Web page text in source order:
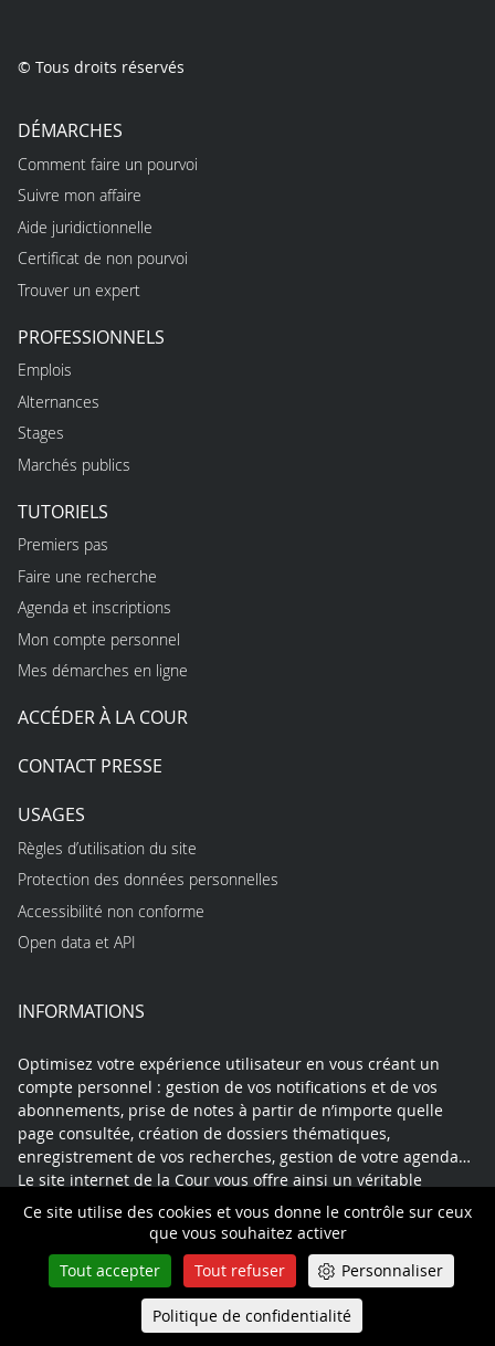
Ce site utilise des cookies et vous donne le contrôle sur ceux
que vous souhaitez activer
Tout accepter
Tout refuser Personnaliser
Politique de confidentialité
© Tous droits réservés
DÉMARCHES
Comment faire un pourvoi
Suivre mon affaire
Aide juridictionnelle
Certificat de non pourvoi
Trouver un expert
PROFESSIONNELS
Emplois
Alternances
Stages
Marchés publics
TUTORIELS
Premiers pas
Faire une recherche
Agenda et inscriptions
Mon compte personnel
Mes démarches en ligne
ACCÉDER À LA COUR
CONTACT PRESSE
USAGES
Règles d’utilisation du site
Protection des données personnelles
Accessibilité non conforme
Open data et API
INFORMATIONS
Optimisez votre expérience utilisateur en vous créant un
compte personnel : gestion de vos notifications et de vos
abonnements, prise de notes à partir de n’importe quelle
page consultée, création de dossiers thématiques,
enregistrement de vos recherches, gestion de votre agenda…
Le site internet de la Cour vous offre ainsi un véritable
espace de travail en ligne, fonctionnel et sécurisé, dont les
données pourront être exportées à tout moment.
Mentions légales
Plan du site
Queue-Fair